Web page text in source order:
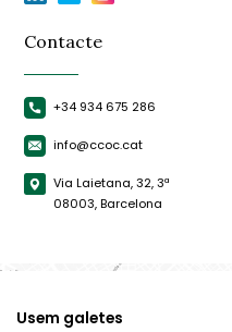
Contacte
+34 934 675 286
info@ccoc.cat
Via Laietana, 32, 3ª
08003, Barcelona
Usem galetes